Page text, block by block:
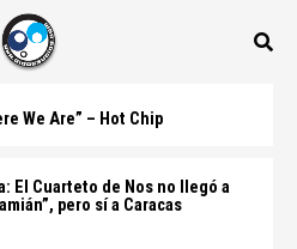
We Are” – Hot Chip
El Cuarteto de Nos no llegó a
pero sí a Caracas